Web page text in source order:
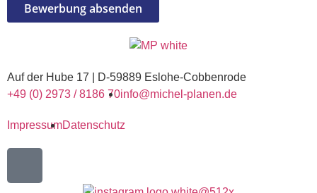
Bewerbung absenden
Auf der Hube 17 | D-59889 Eslohe-Cobbenrode
+49 (0) 2973 / 8186 70info@michel-planen.de
ImpressumDatenschutz